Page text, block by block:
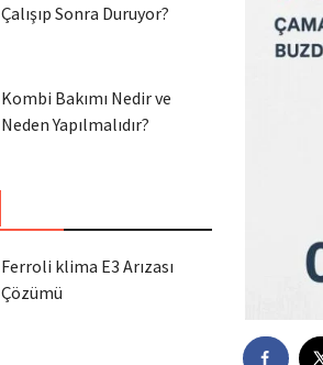
Çalışıp Sonra Duruyor?
Kombi Bakımı Nedir ve
Neden Yapılmalıdır?
Ferroli klima E3 Arızası
Çözümü